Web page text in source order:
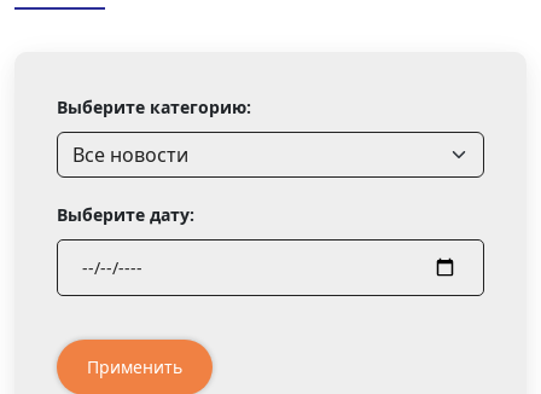
Выберите категорию:
Выберите дату:
Применить